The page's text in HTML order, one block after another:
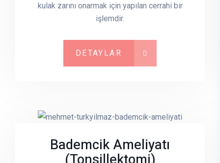
kulak zarını onarmak için yapılan cerrahi bir
işlemdir.
DETAYLAR
Bademcik Ameliyatı